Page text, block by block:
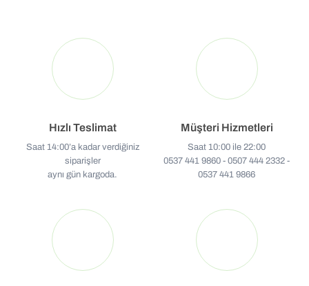
Hızlı Teslimat
Saat 14:00’a kadar verdiğiniz
siparişler
aynı gün kargoda.
Müşteri Hizmetleri
Saat 10:00 ile 22:00
0537 441 9860 - 0507 444 2332 -
0537 441 9866